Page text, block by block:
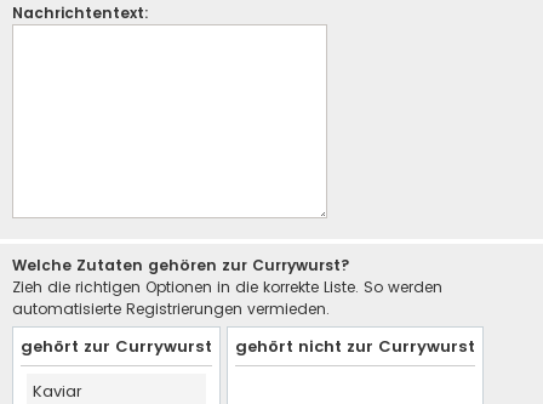
Nachrichtentext:
Welche Zutaten gehören zur Currywurst?
Zieh die richtigen Optionen in die korrekte Liste. So werden
automatisierte Registrierungen vermieden.
gehört zur Currywurst
Kaviar
gehört nicht zur Currywurst